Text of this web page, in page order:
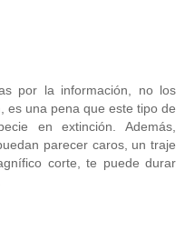
por la información, no los
es una pena que este tipo de
en extinción. Además,
parecer caros, un traje
corte, te puede durar